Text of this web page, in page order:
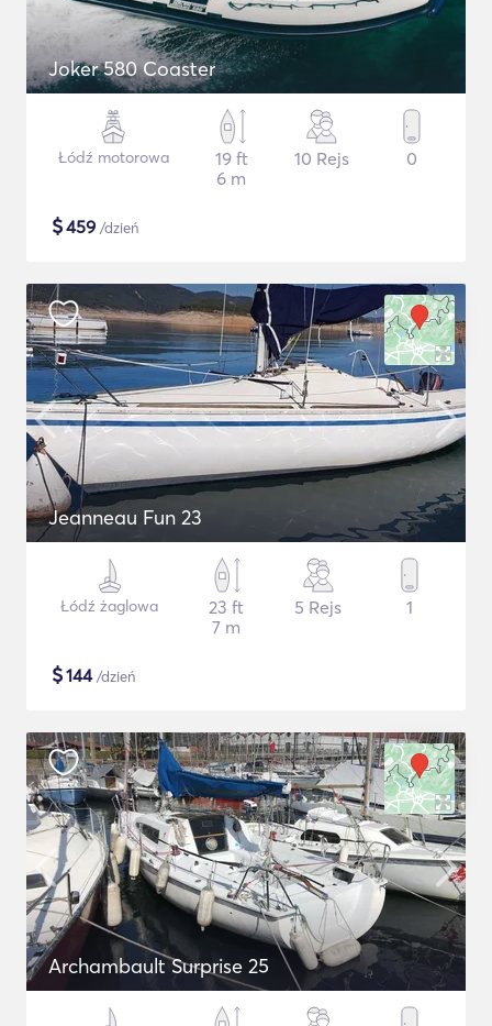
Joker 580 Coaster
Łódź motorowa
19 ft
6 m
10 Rejs 0
$459 /dzień
Jeanneau Fun 23
Łódź żaglowa
23 ft
7 m
5 Rejs 1
$144/dzień
Archambault Surprise 25